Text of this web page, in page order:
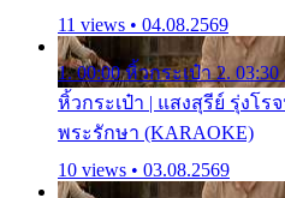
11 views • 04.08.2569
1. 00:00 หิ้วกระเป๋า 2.
หิ้วกระเป๋า | แสงสุรีย์ รุ่งโร
พระรักษา (KARAOKE)
10 views • 03.08.2569